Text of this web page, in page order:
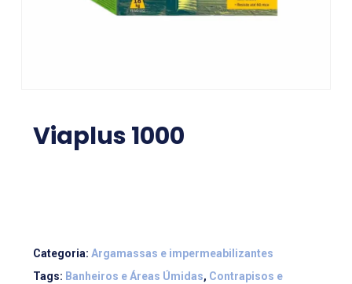
Viaplus 1000
Categoria: Argamassas e impermeabilizantes
Tags: Banheiros e Áreas Úmidas, Contrapisos e